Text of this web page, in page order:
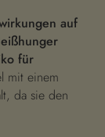
auf
für
mit einem
da sie den